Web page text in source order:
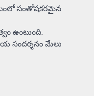
సంతోషకరమైన
ఉంటుంది.
సందర్శనం మేలు